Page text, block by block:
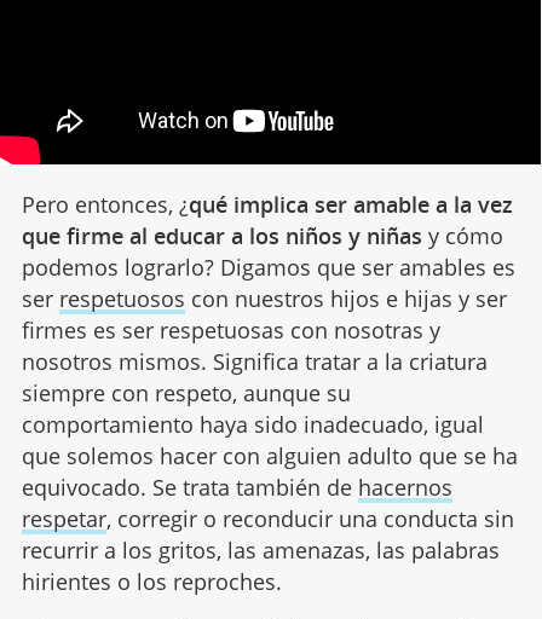
Pero entonces, ¿qué implica ser amable a la vez
que firme al educar a los niños y niñas y cómo
podemos lograrlo? Digamos que ser amables es
ser respetuosos con nuestros hijos e hijas y ser
firmes es ser respetuosas con nosotras y
nosotros mismos. Significa tratar a la criatura
siempre con respeto, aunque su
comportamiento haya sido inadecuado, igual
que solemos hacer con alguien adulto que se ha
equivocado. Se trata también de hacernos
respetar, corregir o reconducir una conducta sin
recurrir a los gritos, las amenazas, las palabras
hirientes o los reproches.